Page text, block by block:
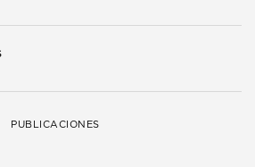
PUBLICACIONES